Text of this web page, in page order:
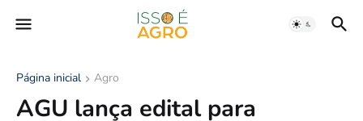
Página inicial Agro
AGU lança edital para